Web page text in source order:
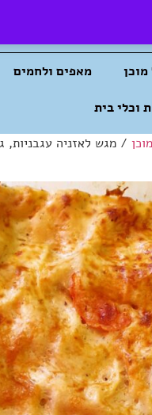
מוכן מאפים ולחמים
וכלי בית
/ מגש לאזניה עגבניות,